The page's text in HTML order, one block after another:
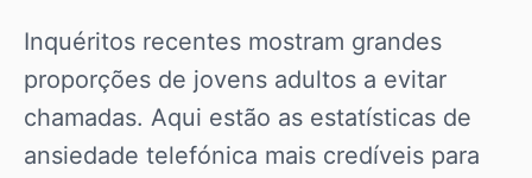
Inquéritos recentes mostram grandes
proporções de jovens adultos a evitar
chamadas. Aqui estão as estatísticas de
ansiedade telefónica mais credíveis para